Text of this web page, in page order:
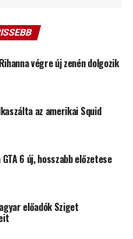
végre új zenén dolgozik
az amerikai Squid
6 új, hosszabb előzetese
előadók Sziget